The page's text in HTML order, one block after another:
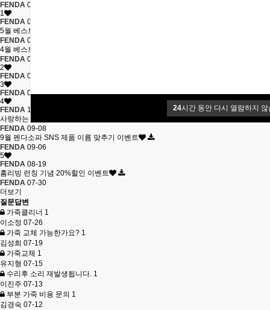
24시간 동안 다시 열람하지 않
FENDA 07-07
1
FENDA 06-26
5월 베스트 포토후기 당첨자 발표
FENDA 06-11
4월 베스트 포토후기 당첨자 안내 !
FENDA 05-11
2
FENDA 05-05
3
FENDA 05-05
4
FENDA 12-06
사랑하는 사람에게 메세지를 전하고 250만원 …
FENDA 09-08
9월 펜다소파 SNS 제품 이름 맞추기 이벤트
FENDA 09-06
5
FENDA 08-19
홈리빙 런칭 기념 20%할인 이벤트
FENDA 07-30
더보기
질문답변
가죽클리너 1
이소정 07-26
가죽 교체 가능한가요? 1
김성희 07-19
가죽교체 1
유지형 07-15
수리후 소리 재발생됩니다. 1
이진주 07-13
부분 가죽 비용 문의 1
김경숙 07-12